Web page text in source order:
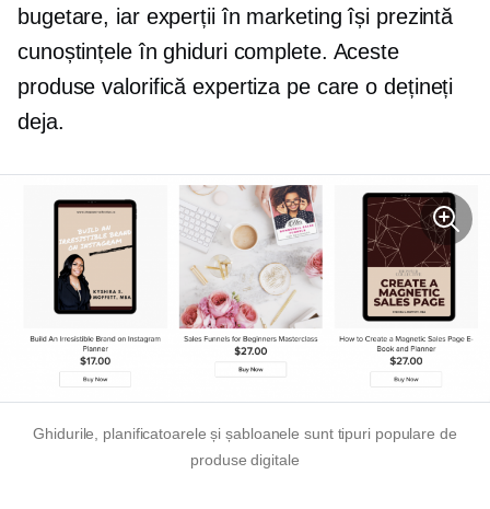
bugetare, iar experții în marketing își prezintă
cunoștințele în ghiduri complete. Aceste
produse valorifică expertiza pe care o dețineți
deja.
Ghidurile, planificatoarele și șabloanele sunt tipuri populare de
produse digitale